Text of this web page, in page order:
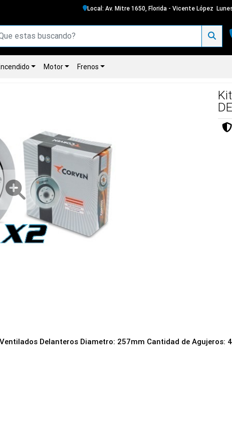
Local: Av. Mitre 1650, Florida - Vicente López
Motor Frenos
Delanteros Diametro: 257mm Cantidad de Agujeros: